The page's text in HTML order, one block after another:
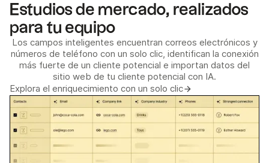
Estudios de mercado, realizados
para tu equipo
Los campos inteligentes encuentran correos electrónicos y
números de teléfono con un solo clic, identifican la conexión
más fuerte de un cliente potencial e importan datos del
sitio web de tu cliente potencial con IA.
Explora el enriquecimiento con un solo clic